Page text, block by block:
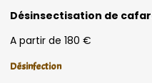
Désinsectisation de
A partir de 180 €
Désinfection